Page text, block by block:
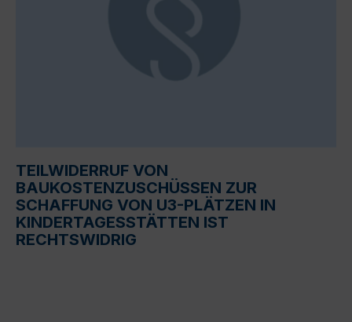
TEILWIDERRUF VON
BAUKOSTENZUSCHÜSSEN ZUR
SCHAFFUNG VON U3-PLÄTZEN IN
KINDERTAGESSTÄTTEN IST
RECHTSWIDRIG